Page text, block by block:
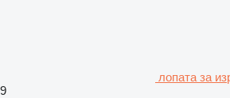
лопата за
9